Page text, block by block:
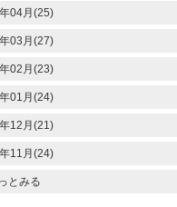
04月(25)
03月(27)
02月(23)
01月(24)
12月(21)
11月(24)
とみる